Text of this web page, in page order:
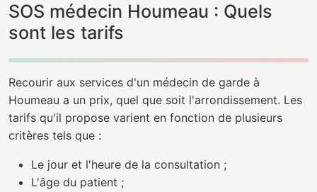
SOS médecin Houmeau : Quels
sont les tarifs
Recourir aux services d'un médecin de garde à
Houmeau a un prix, quel que soit l'arrondissement. Les
tarifs qu'il propose varient en fonction de plusieurs
critères tels que :
Le jour et l'heure de la consultation ;
L'âge du patient ;